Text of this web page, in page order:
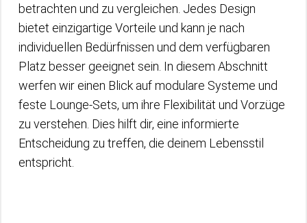
betrachten und zu vergleichen. Jedes Design
bietet einzigartige Vorteile und kann je nach
individuellen Bedürfnissen und dem verfügbaren
Platz besser geeignet sein. In diesem Abschnitt
werfen wir einen Blick auf modulare Systeme und
feste Lounge-Sets, um ihre Flexibilität und Vorzüge
zu verstehen. Dies hilft dir, eine informierte
Entscheidung zu treffen, die deinem Lebensstil
entspricht.